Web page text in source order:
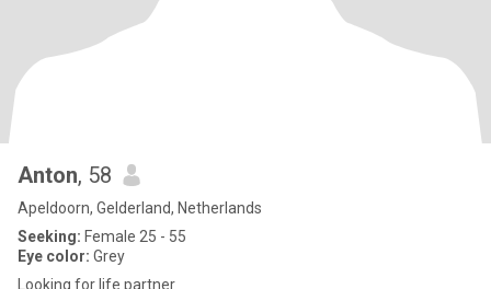
Anton, 58
Apeldoorn, Gelderland, Netherlands
Seeking: Female 25 - 55
Eye color: Grey
Looking for life partner